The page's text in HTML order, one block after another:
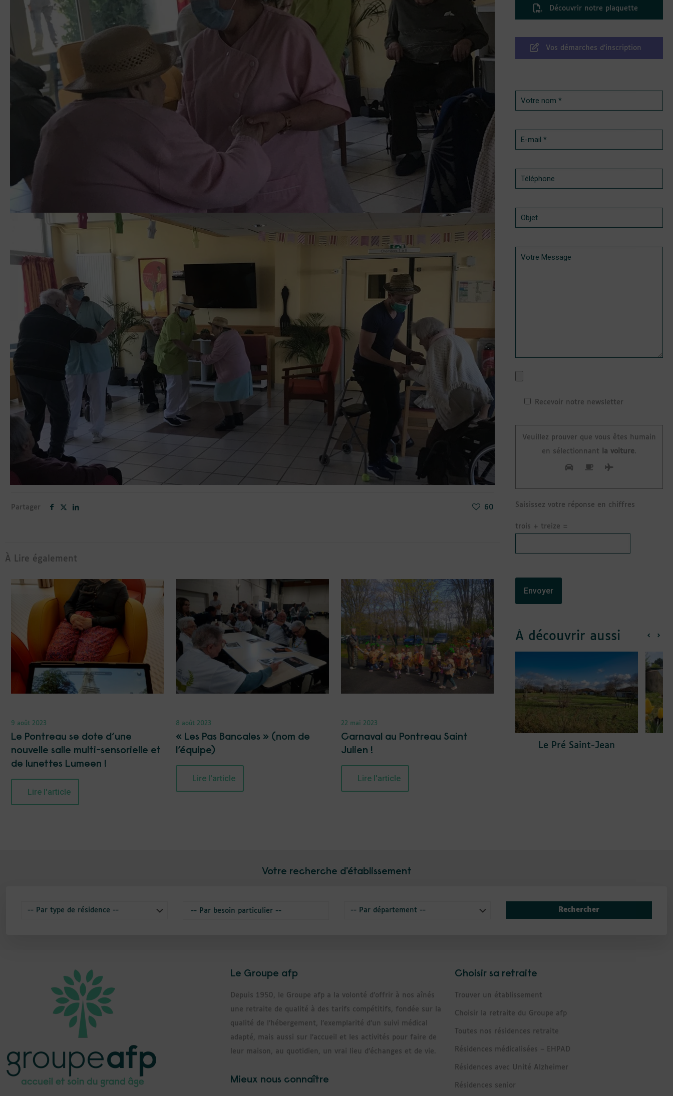
Partager 60
À Lire également
9 août 2023
Le Pontreau se dote d’une
nouvelle salle multi-sensorielle et
de lunettes Lumeen !
Lire l'article
8 août 2023
« Les Pas Bancales » (nom de
l’équipe)
Lire l'article
22 mai 2023
Carnaval au Pontreau Saint
Julien !
Lire l'article
Découvrir notre plaquette
Vos démarches d’inscription
Recevoir notre newsletter
Veuillez prouver que vous êtes humain
en sélectionnant la voiture.
Saisissez votre réponse en chiffres
trois + treize =
À découvrir aussi
Le Pré Saint-Jean
Votre recherche d'établissement
Rechercher
Le Groupe afp
Depuis 1950, le Groupe afp a la volonté d’offrir à nos aînés
une retraite de qualité à des tarifs compétitifs, fondée sur la
qualité de l’hébergement, l’exemplarité d’un suivi médical
adapté, mais aussi sur l’accueil et les activités pour faire de
leur maison, au quotidien, un vrai lieu d’échanges et de vie.
Mieux nous connaître
Choisir sa retraite
Trouver un établissement
Choisir la retraite du Groupe afp
Toutes nos résidences retraite
Résidences médicalisées – EHPAD
Résidences avec Unité Alzheimer
Résidences senior